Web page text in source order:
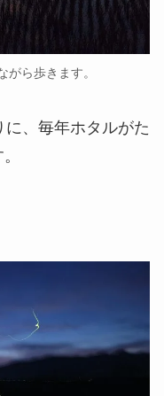
がら歩きます。
、毎年ホタルがた